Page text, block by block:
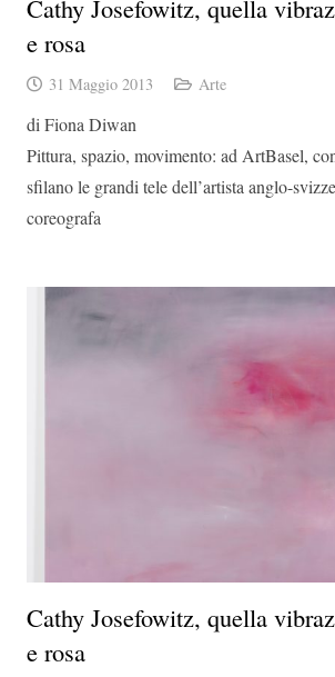
Cathy Josefowitz, quella
e rosa
31 Maggio 2013 Arte
di Fiona Diwan
Pittura, spazio, movimento: ad ArtBasel,
sfilano le grandi tele dell’artista anglo-
coreografa
Cathy Josefowitz, quella
e rosa